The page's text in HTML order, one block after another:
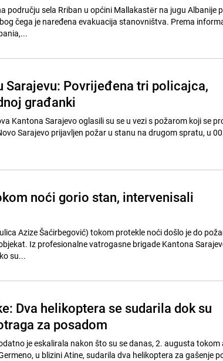
području sela Rriban u općini Mallakastër na jugu Albanije
čega je naređena evakuacija stanovništva. Prema
Sarajevu: Povrijeđena tri policajca,
građanki
Kantona Sarajevo oglasili su se u vezi s požarom koji se
Sarajevo prijavljen požar u stanu na drugom spratu, u
noći gorio stan, intervenisali
Azize Šaćirbegović) tokom protekle noći došlo je do
Iz profesionalne vatrogasne brigade Kantona
su...
Dva helikoptera se sudarila dok su
za posadom
je eskalirala nakon što su se danas, 2. augusta tokom
u blizini Atine, sudarila dva helikoptera za gašenje